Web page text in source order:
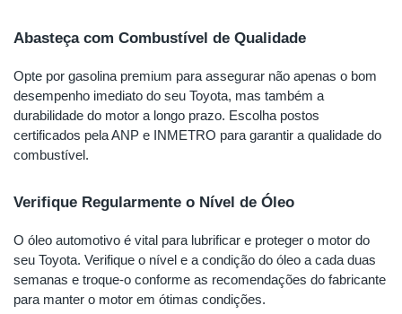
Abasteça com Combustível de Qualidade
Opte por gasolina premium para assegurar não apenas o bom
desempenho imediato do seu Toyota, mas também a
durabilidade do motor a longo prazo. Escolha postos
certificados pela ANP e INMETRO para garantir a qualidade do
combustível.
Verifique Regularmente o Nível de Óleo
O óleo automotivo é vital para lubrificar e proteger o motor do
seu Toyota. Verifique o nível e a condição do óleo a cada duas
semanas e troque-o conforme as recomendações do fabricante
para manter o motor em ótimas condições.